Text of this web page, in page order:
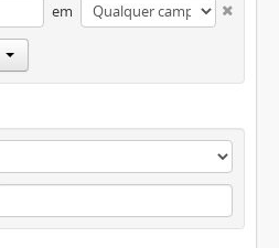
em